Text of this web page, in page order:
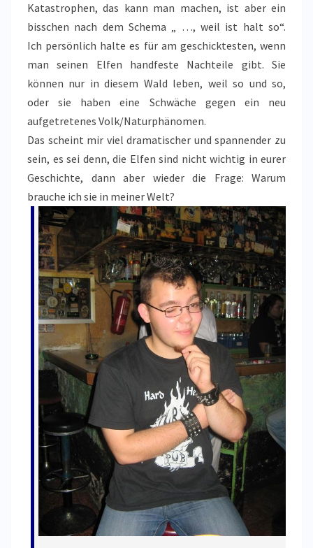
Katastrophen, das kann man machen, ist aber ein
bisschen nach dem Schema „ …, weil ist halt so“.
Ich persönlich halte es für am geschicktesten, wenn
man seinen Elfen handfeste Nachteile gibt. Sie
können nur in diesem Wald leben, weil so und so,
oder sie haben eine Schwäche gegen ein neu
aufgetretenes Volk/Naturphänomen.
Das scheint mir viel dramatischer und spannender zu
sein, es sei denn, die Elfen sind nicht wichtig in eurer
Geschichte, dann aber wieder die Frage: Warum
brauche ich sie in meiner Welt?